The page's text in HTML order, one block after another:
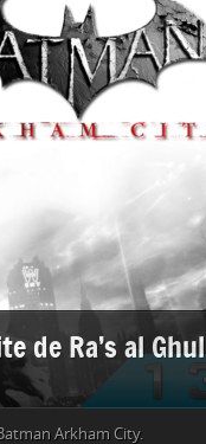
de Ra’s al Ghul
Arkham City.